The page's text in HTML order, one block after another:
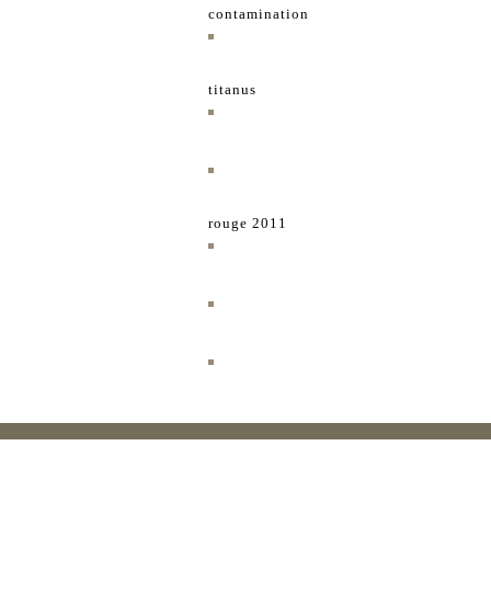
contamination
titanus
rouge 2011